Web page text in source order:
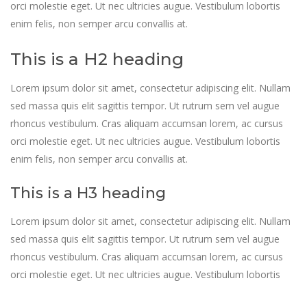
orci molestie eget. Ut nec ultricies augue. Vestibulum lobortis
enim felis, non semper arcu convallis at.
This is a H2 heading
Lorem ipsum dolor sit amet, consectetur adipiscing elit. Nullam
sed massa quis elit sagittis tempor. Ut rutrum sem vel augue
rhoncus vestibulum. Cras aliquam accumsan lorem, ac cursus
orci molestie eget. Ut nec ultricies augue. Vestibulum lobortis
enim felis, non semper arcu convallis at.
This is a H3 heading
Lorem ipsum dolor sit amet, consectetur adipiscing elit. Nullam
sed massa quis elit sagittis tempor. Ut rutrum sem vel augue
rhoncus vestibulum. Cras aliquam accumsan lorem, ac cursus
orci molestie eget. Ut nec ultricies augue. Vestibulum lobortis